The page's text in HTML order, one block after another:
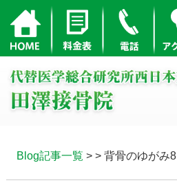
Blog記事一覧 > > 背骨のゆがみ8